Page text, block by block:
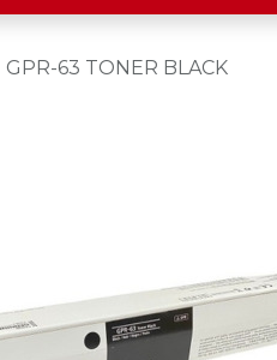
GPR-63 TONER BLACK